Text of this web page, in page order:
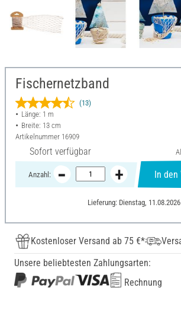
Fischernetzband
(13)
Länge: 1 m
Breite: 13 cm
Artikelnummer 16909
Sofort verfügbar
Anzahl: In den
Lieferung: Dienstag,
Kostenloser Versand ab 75 €*
Unsere beliebtesten Zahlungsarten:
Rechnung